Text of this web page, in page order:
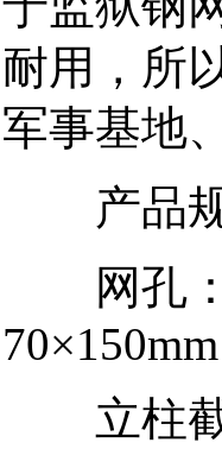
耐用，所
军事基地
产品规
网孔：
70×150mm
立柱截